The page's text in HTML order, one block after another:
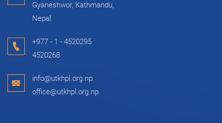
Gyaneshwor, Kathmandu,
Nepal
+977 - 1 - 4520295
4520268
info@utkhpl.org.np
office@utkhpl.org.np